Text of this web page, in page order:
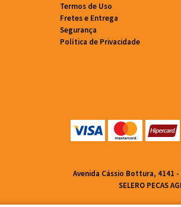
Termos de Uso
Fretes e Entrega
Segurança
Política de Privacidade
Avenida Cássio Bottura, 4141 -
SELERO PECAS